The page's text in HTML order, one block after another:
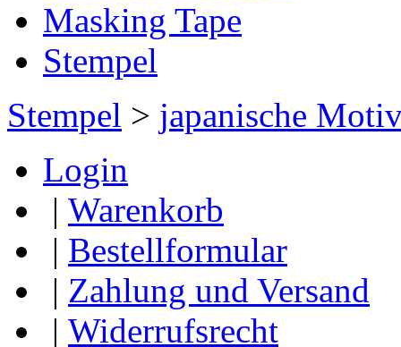
Masking Tape
Stempel
Stempel > japanische
Login
| Warenkorb
| Bestellformular
| Zahlung und Versand
| Widerrufsrecht